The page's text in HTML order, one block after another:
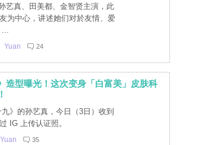
艺真、田美都、金智贤主演，此
为中心，讲述她们对於友情、爱
...
Yuan 24
造型曝光！这次变身「白富美」皮肤科
》的孙艺真，今日（3日）收到
IG 上传认证照。
Yuan 35